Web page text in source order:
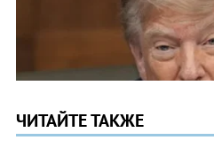
ЧИТАЙТЕ ТАКЖЕ